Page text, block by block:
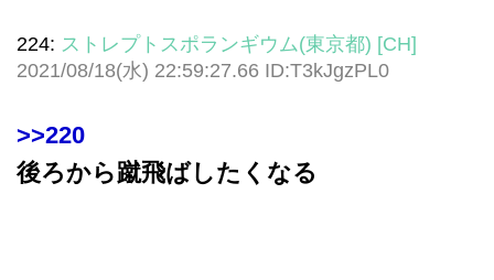
224: ストレプトスポランギウム(東京都) [CH]
2021/08/18(水) 22:59:27.66 ID:T3kJgzPL0
>>220
後ろから蹴飛ばしたくなる